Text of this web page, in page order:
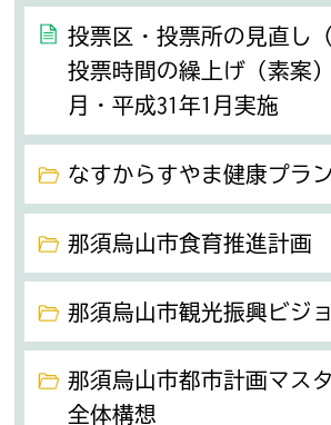
投票区・投票所の見直し
投票時間の繰上げ（素案
月・平成31年1月実施
なすからすやま健康プラン
那須烏山市食育推進計画
那須烏山市観光振興ビジ
那須烏山市都市計画マス
全体構想